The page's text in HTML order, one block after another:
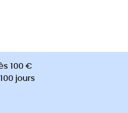
100 €
jours